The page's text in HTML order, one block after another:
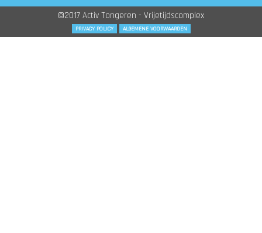
©2017 Activ Tongeren - Vrijetijdscomplex
PRIVACY POLICY ALGEMENE VOORWAARDEN